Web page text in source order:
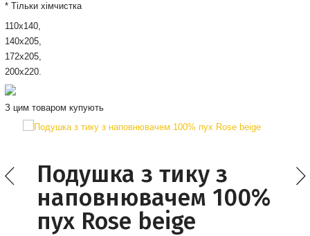
* Тільки хімчистка
110х140,
140х205,
172х205,
200х220.
З цим товаром купують
Подушка з тику з
наповнювачем 100%
пух Rose beige